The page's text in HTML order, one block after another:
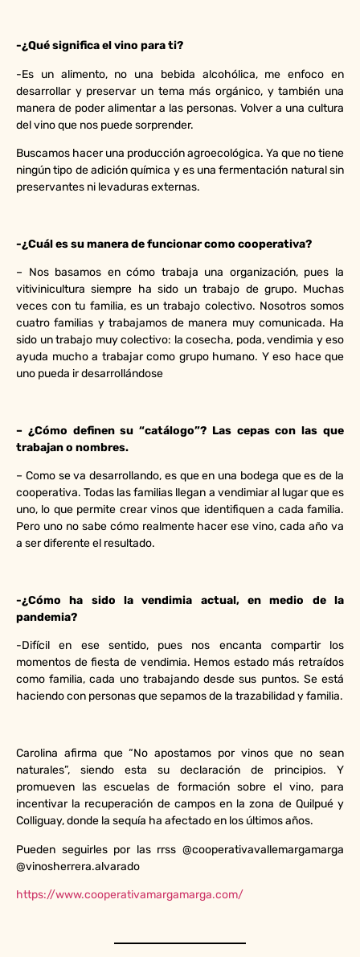
-¿Qué significa el vino para ti?
-Es un alimento, no una bebida alcohólica, me enfoco en
desarrollar y preservar un tema más orgánico, y también una
manera de poder alimentar a las personas. Volver a una cultura
del vino que nos puede sorprender.
Buscamos hacer una producción agroecológica. Ya que no tiene
ningún tipo de adición química y es una fermentación natural sin
preservantes ni levaduras externas.
-¿Cuál es su manera de funcionar como cooperativa?
– Nos basamos en cómo trabaja una organización, pues la
vitivinicultura siempre ha sido un trabajo de grupo. Muchas
veces con tu familia, es un trabajo colectivo. Nosotros somos
cuatro familias y trabajamos de manera muy comunicada. Ha
sido un trabajo muy colectivo: la cosecha, poda, vendimia y eso
ayuda mucho a trabajar como grupo humano. Y eso hace que
uno pueda ir desarrollándose
– ¿Cómo definen su “catálogo”? Las cepas con las que
trabajan o nombres.
– Como se va desarrollando, es que en una bodega que es de la
cooperativa. Todas las familias llegan a vendimiar al lugar que es
uno, lo que permite crear vinos que identifiquen a cada familia.
Pero uno no sabe cómo realmente hacer ese vino, cada año va
a ser diferente el resultado.
-¿Cómo ha sido la vendimia actual, en medio de la
pandemia?
-Difícil en ese sentido, pues nos encanta compartir los
momentos de fiesta de vendimia. Hemos estado más retraídos
como familia, cada uno trabajando desde sus puntos. Se está
haciendo con personas que sepamos de la trazabilidad y familia.
Carolina afirma que “No apostamos por vinos que no sean
naturales”, siendo esta su declaración de principios. Y
promueven las escuelas de formación sobre el vino, para
incentivar la recuperación de campos en la zona de Quilpué y
Colliguay, donde la sequía ha afectado en los últimos años.
Pueden seguirles por las rrss @cooperativavallemargamarga
@vinosherrera.alvarado
https://www.cooperativamargamarga.com/